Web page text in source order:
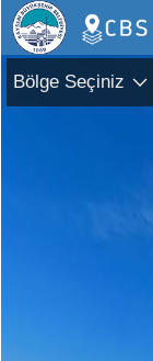
Bölge Seçiniz